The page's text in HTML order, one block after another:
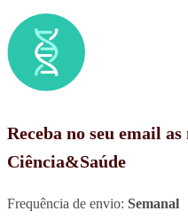
Receba no seu email
Ciência&Saúde
Frequência de envio: Semanal